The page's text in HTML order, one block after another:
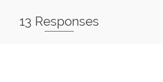
13 Responses